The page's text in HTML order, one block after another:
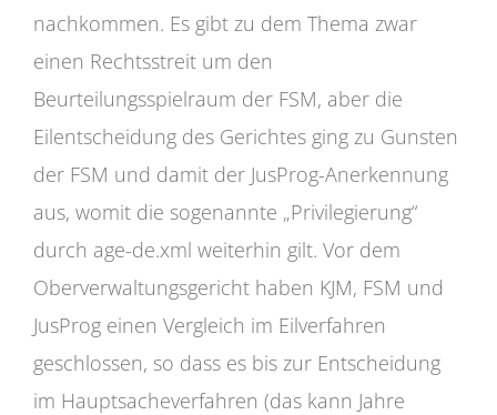
nachkommen. Es gibt zu dem Thema zwar
einen Rechtsstreit um den
Beurteilungsspielraum der FSM, aber die
Eilentscheidung des Gerichtes ging zu Gunsten
der FSM und damit der JusProg-Anerkennung
aus, womit die sogenannte „Privilegierung“
durch age-de.xml weiterhin gilt. Vor dem
Oberverwaltungsgericht haben KJM, FSM und
JusProg einen Vergleich im Eilverfahren
geschlossen, so dass es bis zur Entscheidung
im Hauptsacheverfahren (das kann Jahre